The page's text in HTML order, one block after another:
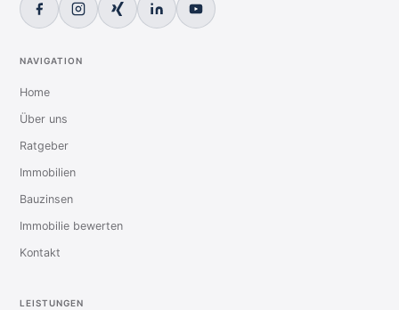
NAVIGATION
Home
Über uns
Ratgeber
Immobilien
Bauzinsen
Immobilie bewerten
Kontakt
LEISTUNGEN